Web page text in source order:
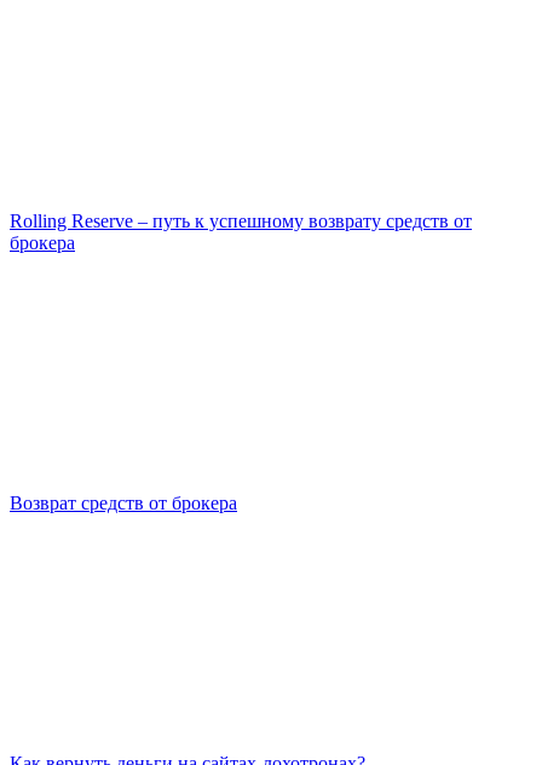
Rolling Reserve – путь к успешному возврату средств от
брокера
Возврат средств от брокера